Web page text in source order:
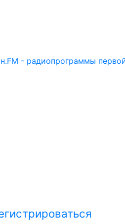
- радиопрограммы